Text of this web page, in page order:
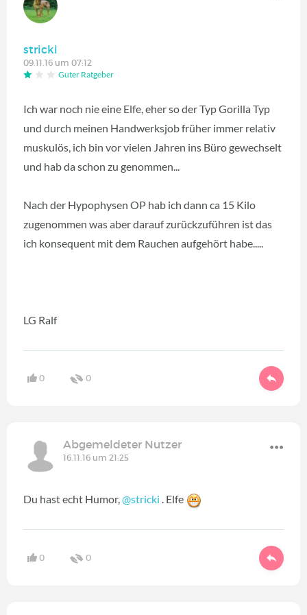
stricki
09.11.16 um 07:12
Guter Ratgeber
Ich war noch nie eine Elfe, eher so der Typ Gorilla Typ
und durch meinen Handwerksjob früher immer relativ
muskulös, ich bin vor vielen Jahren ins Büro gewechselt
und hab da schon zu genommen...
Nach der Hypophysen OP hab ich dann ca 15 Kilo
zugenommen was aber darauf zurückzuführen ist das
ich konsequent mit dem Rauchen aufgehört habe.....
LG Ralf
0 0
Abgemeldeter Nutzer
16.11.16 um 21:25
Du hast echt Humor,@stricki . Elfe
0 0